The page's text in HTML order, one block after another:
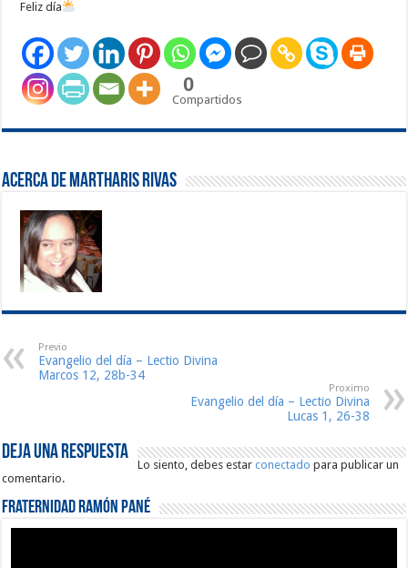
Feliz día
0
Compartidos
Acerca de Martharis Rivas
Previo
Evangelio del día – Lectio Divina
Marcos 12, 28b-34
Proximo
Evangelio del día – Lectio Divina
Lucas 1, 26-38
Deja una respuesta
Lo siento, debes estarconectado para publicar un
comentario.
Fraternidad Ramón Pané